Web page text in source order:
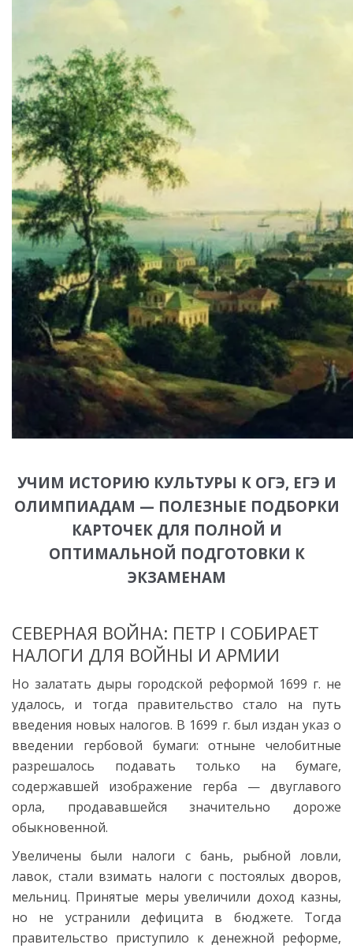
УЧИМ ИСТОРИЮ КУЛЬТУРЫ К ОГЭ, ЕГЭ И
ОЛИМПИАДАМ — ПОЛЕЗНЫЕ ПОДБОРКИ
КАРТОЧЕК ДЛЯ ПОЛНОЙ И
ОПТИМАЛЬНОЙ ПОДГОТОВКИ К
ЭКЗАМЕНАМ
СЕВЕРНАЯ ВОЙНА: ПЕТР I СОБИРАЕТ
НАЛОГИ ДЛЯ ВОЙНЫ И АРМИИ
Но залатать дыры городской реформой 1699 г. не
удалось, и тогда правительство стало на путь
введения новых налогов. В 1699 г. был издан указ о
введении гербовой бумаги: отныне челобитные
разрешалось подавать только на бумаге,
содержавшей изображение герба — двуглавого
орла, продававшейся значительно дороже
обыкновенной.
Увеличены были налоги с бань, рыбной ловли,
лавок, стали взимать налоги с постоялых дворов,
мельниц. Принятые меры увеличили доход казны,
но не устранили дефицита в бюджете. Тогда
правительство приступило к денежной реформе,